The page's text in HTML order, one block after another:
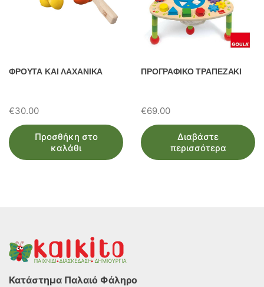
ΦΡΟΥΤΑ ΚΑΙ ΛΑΧΑΝΙΚΑ
€30.00
Προσθήκη στο
καλάθι
ΠΡΟΓΡΑΦΙΚΟ ΤΡΑΠΕΖΑΚΙ
€69.00
Διαβάστε
περισσότερα
Κατάστημα Παλαιό Φάληρο